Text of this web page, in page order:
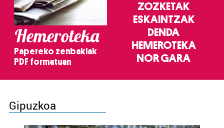
Hemeroteka
Papereko zenbakiak
PDF formatuan
ZOZKETAK
ESKAINTZAK
DENDA
HEMEROTEKA
NOR GARA
Gipuzkoa